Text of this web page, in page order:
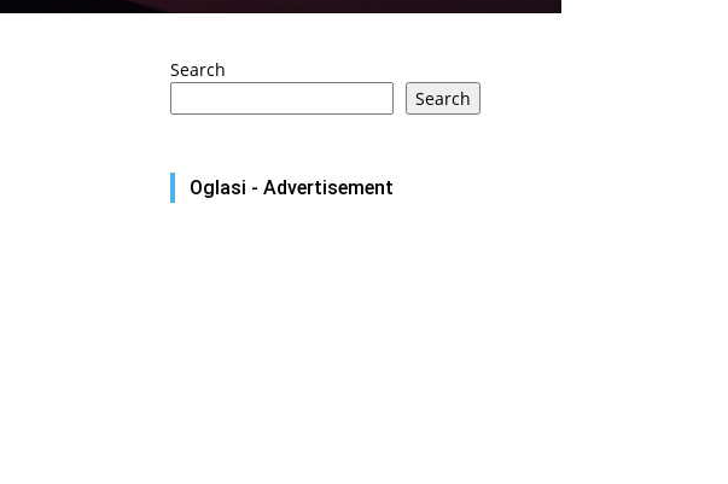
Search
Search
Oglasi - Advertisement